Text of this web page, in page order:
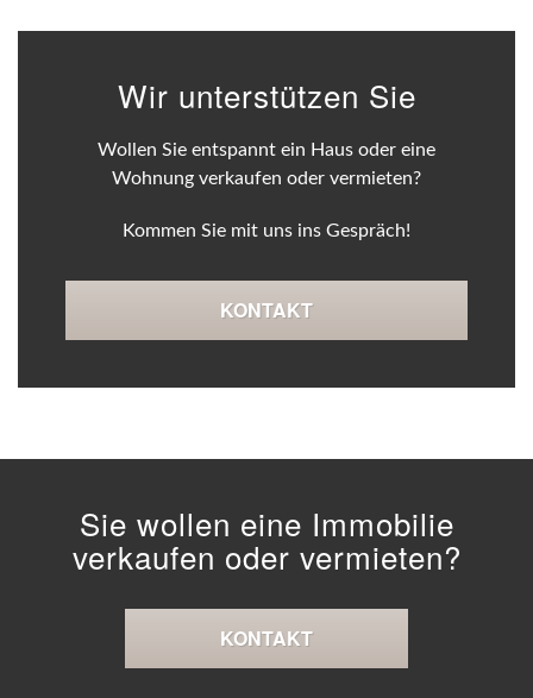
Wir unterstützen Sie
Wollen Sie entspannt ein Haus oder eine
Wohnung verkaufen oder vermieten?
Kommen Sie mit uns ins Gespräch!
KONTAKT
Sie wollen eine Immobilie
verkaufen oder vermieten?
KONTAKT